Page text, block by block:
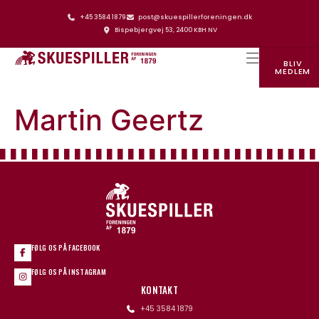
+45 3584 1879
post@skuespillerforeningen.dk
Bispebjergvej 53, 2400 KBH NV
BLIV
MEDLEM
Martin Geertz
FØLG OS PÅ FACEBOOK
FØLG OS PÅ INSTAGRAM
KONTAKT
+45 3584 1879